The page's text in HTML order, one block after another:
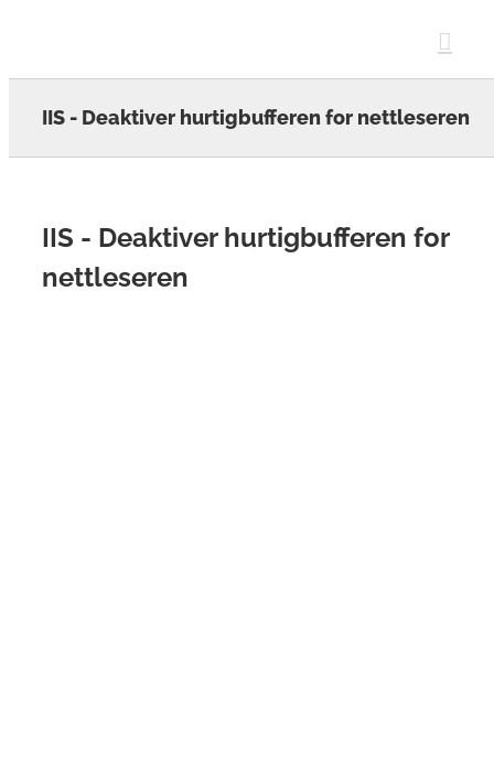
IIS - Deaktiver hurtigbufferen for nettleseren
IIS - Deaktiver hurtigbufferen for
nettleseren